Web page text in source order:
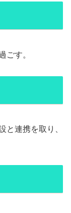
ごす。
と連携を取り、